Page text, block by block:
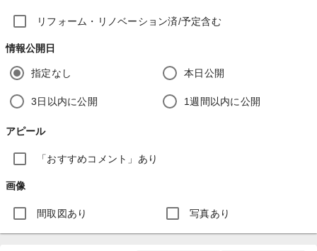
リフォーム・リノベーション済/予定含む
情報公開日
指定なし 本日公開
3日以内に公開 1週間以内に公開
アピール
「おすすめコメント」あり
画像
間取図あり 写真あり